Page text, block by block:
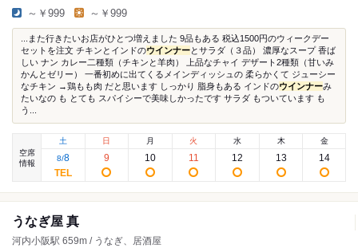
～￥999 ～￥999
...また行きたいお店がひとつ増えました 9品もある 税込1500円のウィークデー
セットを注文 チキンとインドのウインナーとサラダ（３品） 濃厚なスープ 香ば
しい ナン カレー二種類（チキンと羊肉） 上品なチャイ デザート2種類（甘いみ
かんとゼリー） 一番初めに出てくるメインディッシュの 柔らかくて ジューシー
なチキン →鶏もも肉 だと思います しっかり 脂身もある インドのウインナーみ
たいなの も とても スパイシーで美味しかったです サラダ もついています も
う...
空席
情報
土
8/8
日
9
月
10
火
11
水
12
木
13
金
14
うなぎ屋 真
河内小阪駅 659m / うなぎ、居酒屋